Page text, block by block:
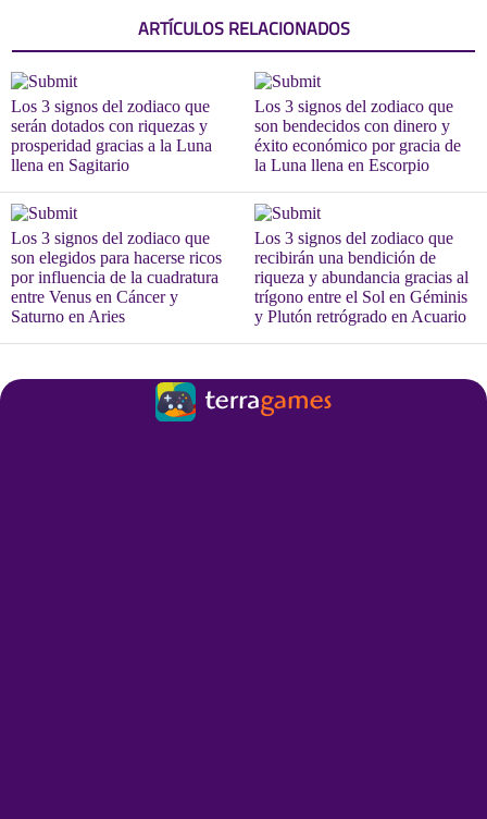
ARTÍCULOS RELACIONADOS
Los 3 signos del zodiaco que
serán dotados con riquezas y
prosperidad gracias a la Luna
llena en Sagitario
Los 3 signos del zodiaco que
son bendecidos con dinero y
éxito económico por gracia de
la Luna llena en Escorpio
Los 3 signos del zodiaco que
son elegidos para hacerse ricos
por influencia de la cuadratura
entre Venus en Cáncer y
Saturno en Aries
Los 3 signos del zodiaco que
recibirán una bendición de
riqueza y abundancia gracias al
trígono entre el Sol en Géminis
y Plutón retrógrado en Acuario